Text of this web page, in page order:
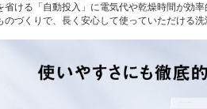
省ける「自動投入」に電気代や乾燥時間が効
のづくりで、長く安心して使っていただける